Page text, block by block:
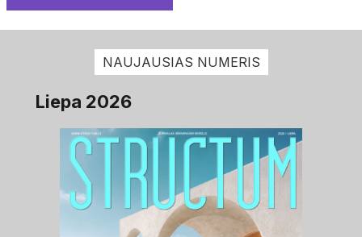
NAUJAUSIAS NUMERIS
Liepa 2026